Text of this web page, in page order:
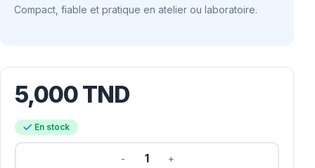
Compact, fiable et pratique en atelier ou laboratoire.
5,000TND
En stock